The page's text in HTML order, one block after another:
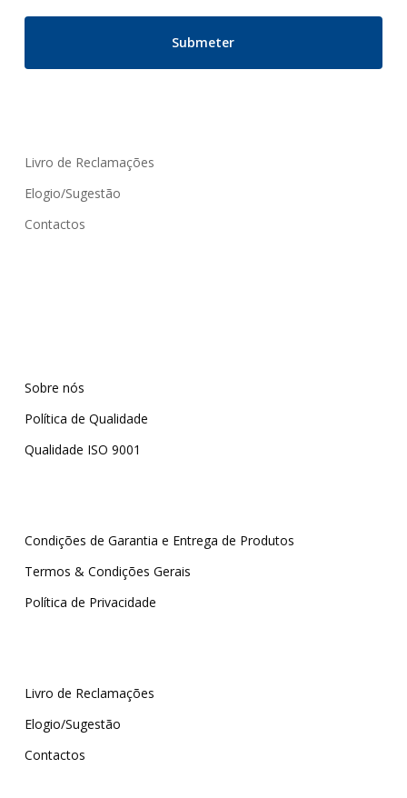
Livro de Reclamações
Elogio/Sugestão
Contactos
Sobre nós
Política de Qualidade
Qualidade ISO 9001
Condições de Garantia e Entrega de Produtos
Termos & Condições Gerais
Política de Privacidade
Livro de Reclamações
Elogio/Sugestão
Contactos